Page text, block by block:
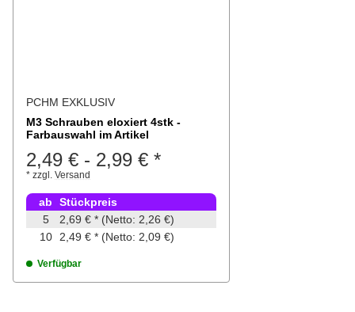
PCHM EXKLUSIV
M3 Schrauben eloxiert 4stk -
Farbauswahl im Artikel
2,49 € - 2,99 € *
* zzgl. Versand
ab
Stückpreis
5
2,69 € * (Netto: 2,26 €)
10
2,49 € * (Netto: 2,09 €)
Verfügbar